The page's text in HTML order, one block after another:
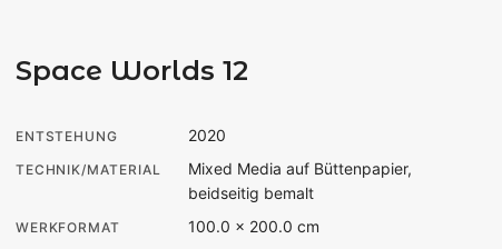
Space Worlds 12
ENTSTEHUNG 2020
TECHNIK/MATERIAL
Mixed Media auf Büttenpapier,
beidseitig bemalt
WERKFORMAT 100.0 × 200.0 cm